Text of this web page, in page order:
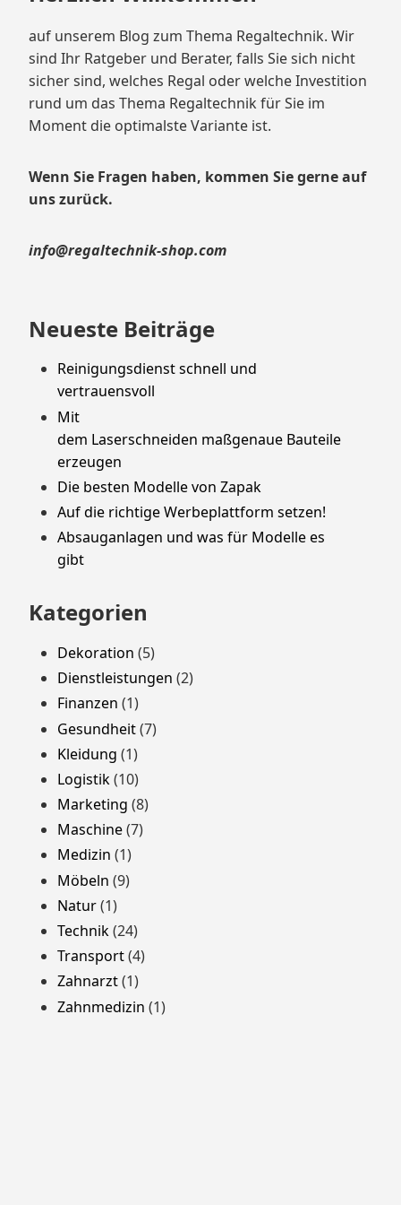
auf unserem Blog zum Thema Regaltechnik. Wir
sind Ihr Ratgeber und Berater, falls Sie sich nicht
sicher sind, welches Regal oder welche Investition
rund um das Thema Regaltechnik für Sie im
Moment die optimalste Variante ist.
Wenn Sie Fragen haben, kommen Sie gerne auf
uns zurück.
info@regaltechnik-shop.com
Neueste Beiträge
Reinigungsdienst schnell und
vertrauensvoll
Mit
dem Laserschneiden maßgenaue Bauteile
erzeugen
Die besten Modelle von Zapak
Auf die richtige Werbeplattform setzen!
Absauganlagen und was für Modelle es
gibt
Kategorien
Dekoration (5)
Dienstleistungen (2)
Finanzen (1)
Gesundheit(7)
Kleidung (1)
Logistik(10)
Marketing (8)
Maschine(7)
Medizin (1)
Möbeln (9)
Natur(1)
Technik(24)
Transport(4)
Zahnarzt(1)
Zahnmedizin (1)